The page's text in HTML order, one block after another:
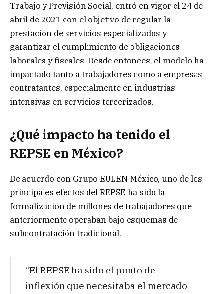
Trabajo y Previsión Social, entró en vigor el 24 de
abril de 2021 con el objetivo de regular la
prestación de servicios especializados y
garantizar el cumplimiento de obligaciones
laborales y fiscales. Desde entonces, el modelo ha
impactado tanto a trabajadores como a empresas
contratantes, especialmente en industrias
intensivas en servicios tercerizados.
¿Qué impacto ha tenido el
REPSE en México?
De acuerdo con Grupo EULEN México, uno de los
principales efectos del REPSE ha sido la
formalización de millones de trabajadores que
anteriormente operaban bajo esquemas de
subcontratación tradicional.
“El REPSE ha sido el punto de
inflexión que necesitaba el mercado